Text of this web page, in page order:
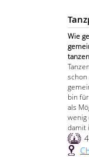
Wie
schon
bin
als
wenig
damit